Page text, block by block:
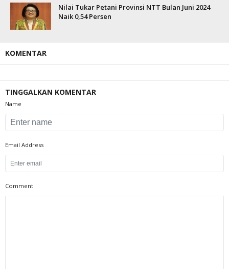
Nilai Tukar Petani Provinsi NTT Bulan Juni 2024
Naik 0,54 Persen
KOMENTAR
TINGGALKAN KOMENTAR
Name
Email Address
Comment